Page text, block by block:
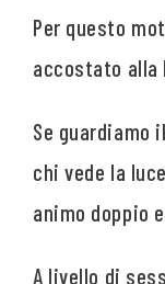
Per questo
accostato alla
Se guardiamo
chi vede la
animo doppio
A livello di